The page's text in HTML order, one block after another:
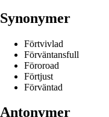
Synonymer
Förtvivlad
Förväntansfull
Föroroad
Förtjust
Förväntad
Antonymer